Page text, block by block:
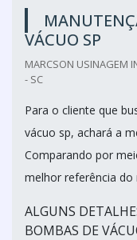
VÁCUO SP
MARCSON USINAGEM
- SC
Para o cliente que
vácuo sp, achará a
Comparando por
melhor referência do
ALGUNS
BOMBAS DE